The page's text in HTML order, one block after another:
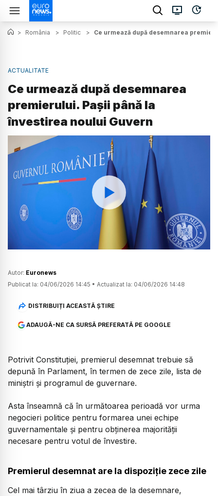
> România > Politic > Ce urmează după desemnarea
ACTUALITATE
Ce urmează după desemnarea
premierului. Pașii până la
învestirea noului Guvern
Watch
Autor: Euronews
Publicat la: 04/06/2026 14:45 • Actualizat la: 04/06/2026 14:48
DISTRIBUIȚI ACEASTĂ ȘTIRE
ADAUGĂ-NE CA SURSĂ PREFERATĂ PE GOOGLE
Potrivit Constituției, premierul desemnat trebuie să
depună în Parlament, în termen de zece zile, lista de
miniștri și programul de guvernare.
Asta înseamnă că în următoarea perioadă vor urma
negocieri politice pentru formarea unei echipe
guvernamentale și pentru obținerea majorității
necesare pentru votul de învestire.
Premierul desemnat are la dispoziție zece zile
Cel mai târziu în ziua a zecea de la desemnare,